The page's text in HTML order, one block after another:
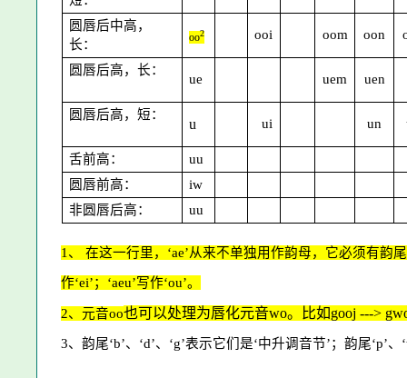
圆唇后中高，
长：
oo2 ooi oom oon
圆唇后高，长：
ue uem uen
圆唇后高，短：
u ui un
舌前高：
uu
圆唇前高：
iw
非圆唇后高：
uu
1 、 在这一行里，‘ae’从来不单独用作韵母，它必须有韵尾
作‘ei’；‘aeu’写作‘ou’。
2、 元音oo也可以处理为唇化元音wo。比如gooj ---> gw
3、韵尾‘b’、‘d’、‘g’表示它们是‘中升调音节’；韵尾‘p’、‘